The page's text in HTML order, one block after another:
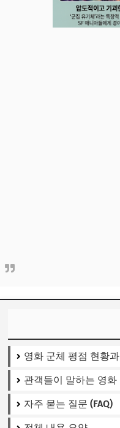
영화 군체 평점 현황
관객들이 말하는 영화
자주 묻는 질문 (FAQ)